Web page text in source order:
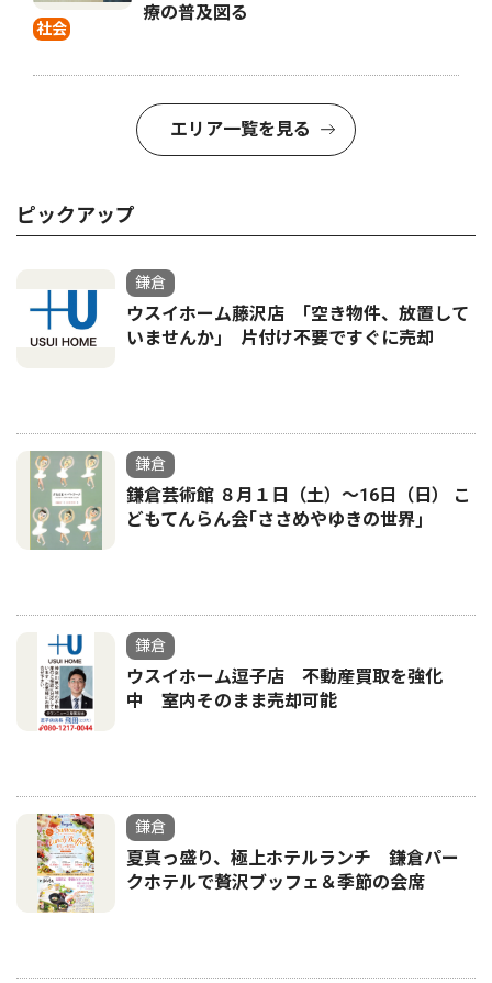
社会
療の普及図る
エリア一覧を見る
ピックアップ
鎌倉
ウスイホーム藤沢店 ｢空き物件、放置して
いませんか｣ 片付け不要ですぐに売却
鎌倉
鎌倉芸術館 ８月１日（土）〜16日（日） こ
どもてんらん会｢ささめやゆきの世界｣
鎌倉
ウスイホーム逗子店 不動産買取を強化
中 室内そのまま売却可能
鎌倉
夏真っ盛り、極上ホテルランチ 鎌倉パー
クホテルで贅沢ブッフェ＆季節の会席